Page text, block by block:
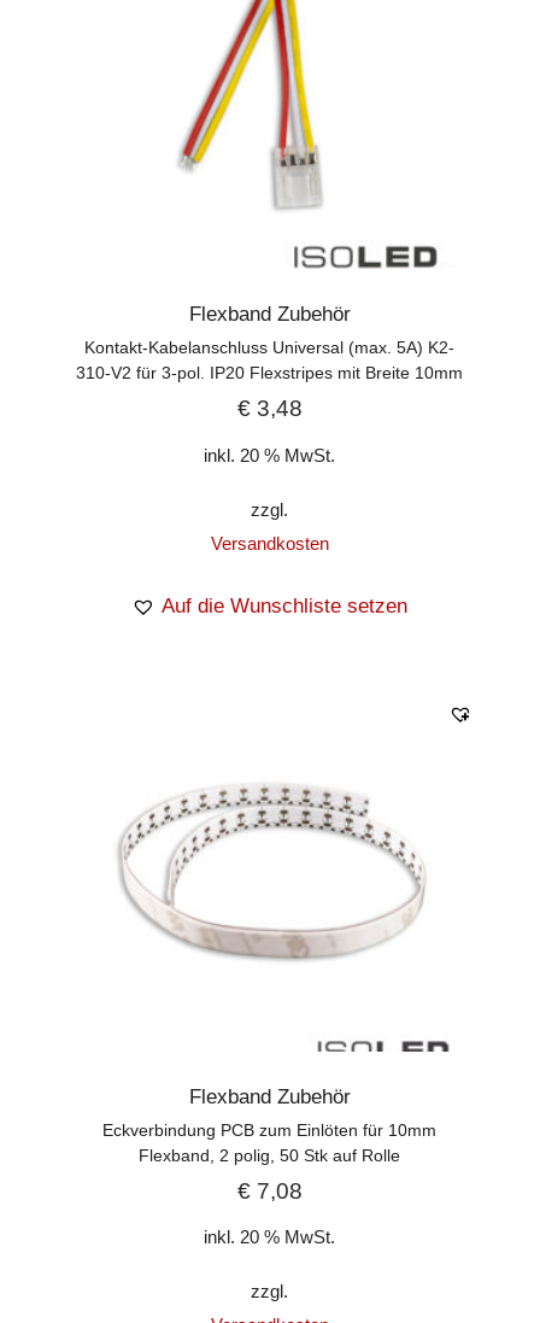
Flexband Zubehör
Kontakt-Kabelanschluss Universal (max. 5A) K2-
310-V2 für 3-pol. IP20 Flexstripes mit Breite 10mm
€3,48
inkl. 20 % MwSt.
zzgl.
Versandkosten
Auf die Wunschliste setzen
Flexband Zubehör
Eckverbindung PCB zum Einlöten für 10mm
Flexband, 2 polig, 50 Stk auf Rolle
€7,08
inkl. 20 % MwSt.
zzgl.